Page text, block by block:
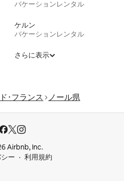
バケーションレンタル
ケルン
バケーションレンタル
さらに表示
･フランス
ノール県
Airbnb, Inc.
ー
利用規約